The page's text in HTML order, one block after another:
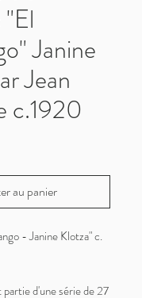
Janine
Jean
c.1920
au panier
- Janine Klotza" c.
d'une série de 27